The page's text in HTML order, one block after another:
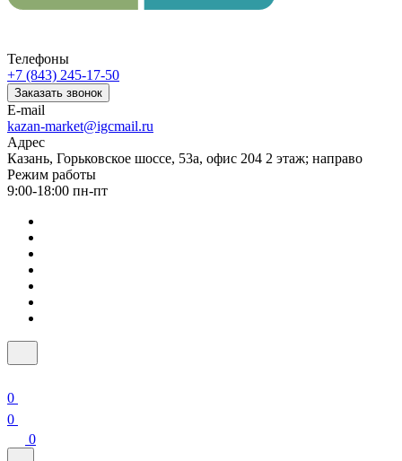
Телефоны
+7 (843) 245-17-50
Заказать звонок
E-mail
kazan-market@igcmail.ru
Адрес
Казань, ​Горьковское шоссе, 53а, офис 204 2 этаж; направо
Режим работы
9:00-18:00 пн-пт
0
0
0